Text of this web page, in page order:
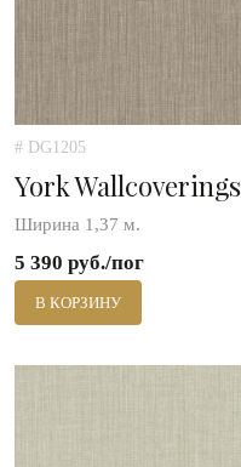
# DG1205
York Wallcoverings
Ширина 1,37 м.
5 390 руб./пог
В КОРЗИНУ